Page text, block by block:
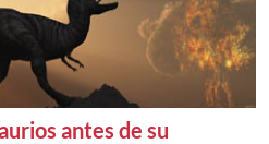
antes de su